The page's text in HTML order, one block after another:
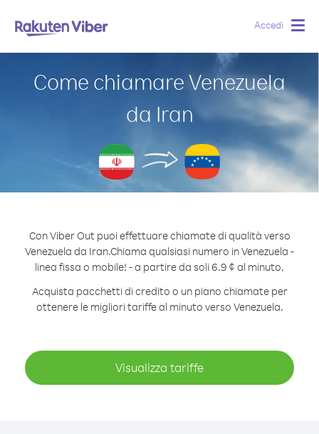
Accedi
Come chiamare Venezuela
da Iran
Con Viber Out puoi effettuare chiamate di qualità verso
Venezuela da Iran.Chiama qualsiasi numero in Venezuela -
linea fissa o mobile! - a partire da soli 6.9 ¢ al minuto.
Acquista pacchetti di credito o un piano chiamate per
ottenere le migliori tariffe al minuto verso Venezuela.
Visualizza tariffe